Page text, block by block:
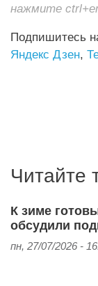
нажмите
Подпишитесь
Яндекс Дзен,
Читайте
К зиме
обсудили
пн, 27/07/2026 -